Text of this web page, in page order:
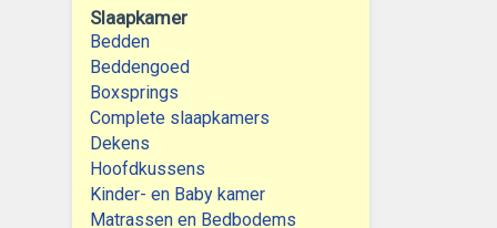
Slaapkamer
Bedden
Beddengoed
Boxsprings
Complete slaapkamers
Dekens
Hoofdkussens
Kinder- en Baby kamer
Matrassen en Bedbodems